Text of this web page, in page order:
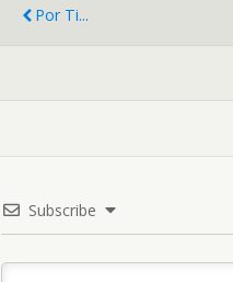
Por Ti...
Subscribe